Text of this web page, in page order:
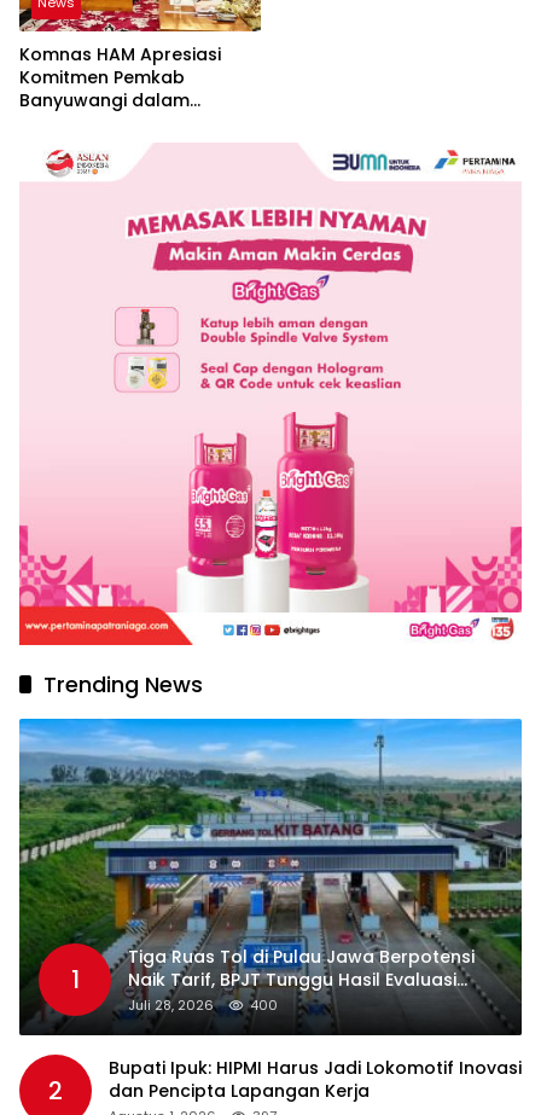
Komnas HAM Apresiasi
Komitmen Pemkab
Banyuwangi dalam
Hak Asasi Manusia
Trending News
1
Tiga Ruas Tol di Pulau Jawa Berpotensi
Naik Tarif, BPJT Tunggu Hasil Evaluasi
Standar Pelayanan
Juli 28, 2026 400
2
Bupati Ipuk: HIPMI Harus Jadi Lokomotif Inovasi
dan Pencipta Lapangan Kerja